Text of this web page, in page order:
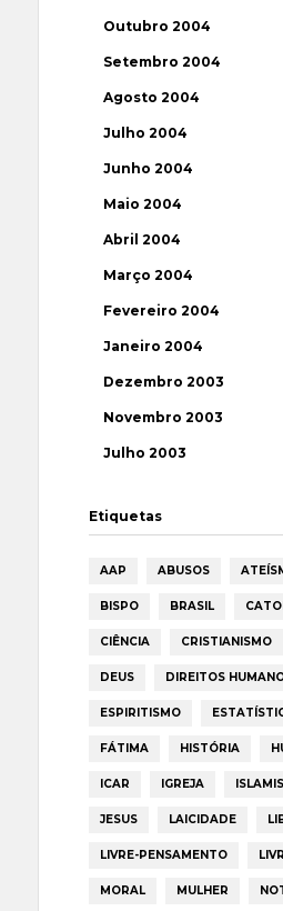
Outubro 2004
Setembro 2004
Agosto 2004
Julho 2004
Junho 2004
Maio 2004
Abril 2004
Março 2004
Fevereiro 2004
Janeiro 2004
Dezembro 2003
Novembro 2003
Julho 2003
Etiquetas
AAP ABUSOS
BISPO BRASIL
CIÊNCIA CRISTIANISMO
DEUS DIREITOS
ESPIRITISMO
FÁTIMA HISTÓRIA
ICAR IGREJA
JESUS LAICIDADE
LIVRE-PENSAMENTO
MORAL MULHER